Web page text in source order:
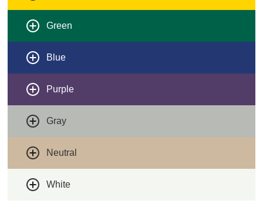
Green
Blue
Purple
Gray
Neutral
White